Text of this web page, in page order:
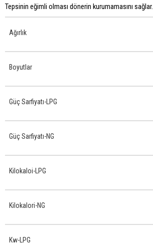
Tepsinin eğimli olması dönerin kurumamasını sağlar.
Ağırlık
Boyutlar
Güç Sarfiyatı-LPG
Güç Sarfiyatı-NG
Kilokaloi-LPG
Kilokalori-NG
Kw-LPG